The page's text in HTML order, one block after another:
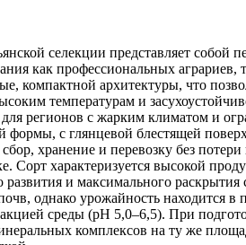
селекции представляет
как профессиональных
компактной архитектуры, что
температурам и
регионов с жарким климатом и
с глянцевой блестящей
хранение и перевозку без
Сорт характеризуется высокой
и максимального
однако урожайность находится
среды (рН 5,0–6,5). При
комплексов на ту же